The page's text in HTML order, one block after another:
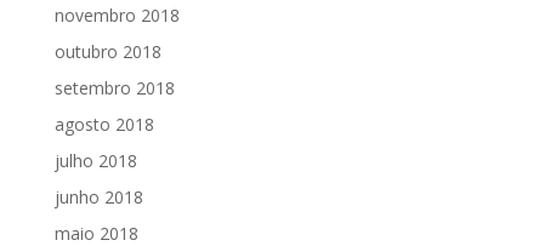
novembro 2018
outubro 2018
setembro 2018
agosto 2018
julho 2018
junho 2018
maio 2018